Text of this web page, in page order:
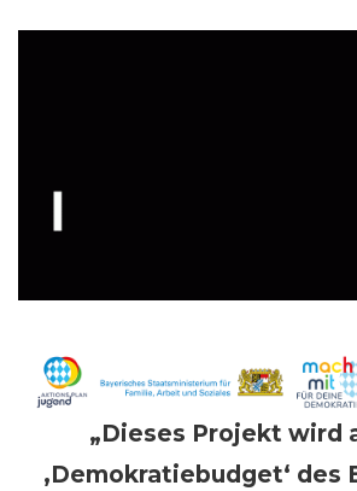
„Dieses Projekt wird
‚Demokratiebudget‘ des